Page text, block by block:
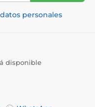
datos personales
disponible